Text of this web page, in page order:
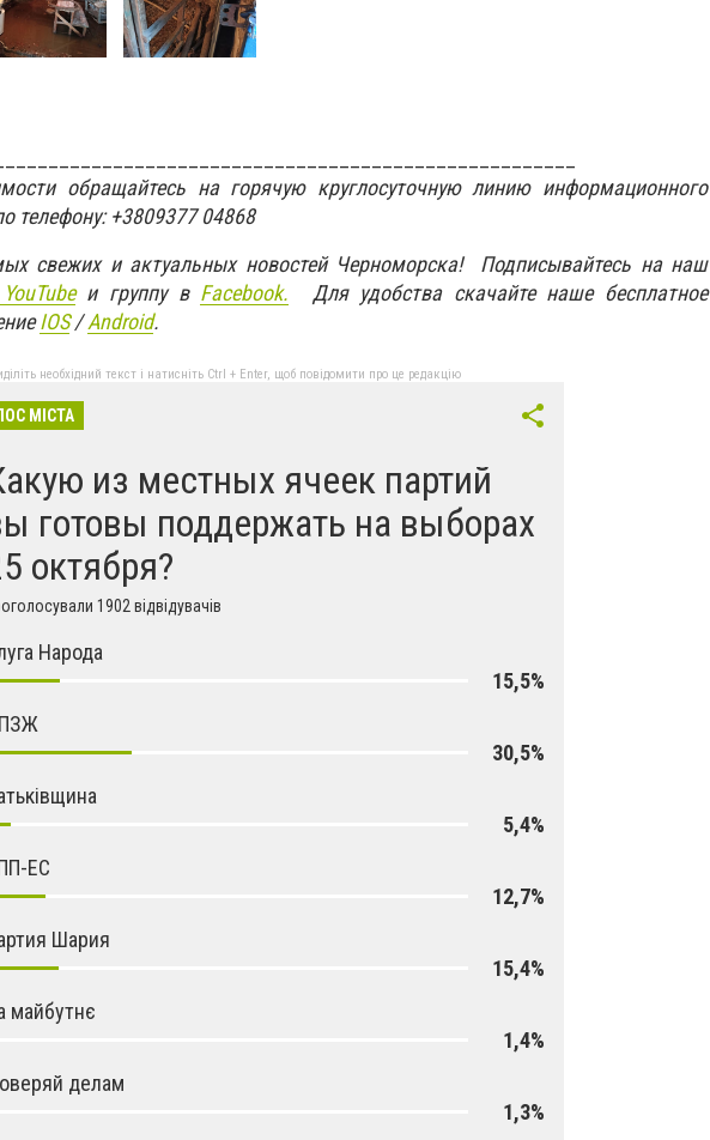
обращайтесь на горячую круглосуточную линию информационного
телефону: +3809377 04868
свежих и актуальных новостей Черноморска! Подписывайтесь на наш
YouTubeи группу в Facebook. Для удобства скачайте наше бесплатное
IOS/Android.
необхідний текст і натисніть Ctrl + Enter, щоб повідомити про це редакцію
МІСТА
из местных ячеек партий
готовы поддержать на выборах
октября?
1902 відвідувачів
Народа
15,5%
30,5%
5,4%
ЕС
12,7%
Шария
15,4%
майбутнє
1,4%
делам
1,3%